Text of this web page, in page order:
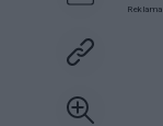
Reklama: